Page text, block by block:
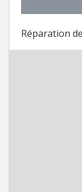
Réparation